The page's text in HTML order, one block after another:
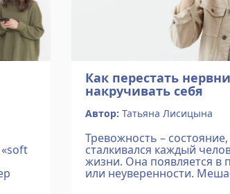
Как перестать
накручивать себя
Автор: Татьяна Лисицына
Тревожность –
сталкивался каждый
жизни. Она появляется в
или неуверенности.
повседневными делами.